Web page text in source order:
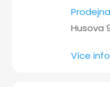
Husova
Více